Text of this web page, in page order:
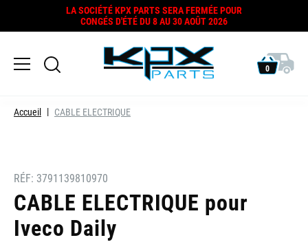
LA SOCIÉTÉ KPX PARTS SERA FERMÉE POUR
CONGÉS D'ÉTÉ DU 8 AU 30 AOÛT 2026
0
Accueil CABLE ELECTRIQUE
RÉF: 3791139810970
CABLE ELECTRIQUE pour
Iveco Daily